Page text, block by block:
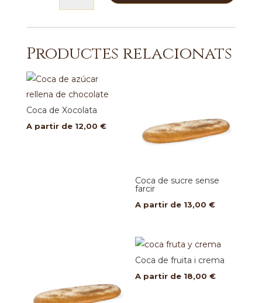
Coca
farcida
kinder
Productes relacionats
Coca de Xocolata
A partir de 12,00 €
Coca de sucre sense
farcir
A partir de 13,00€
Coca de fruita i crema
A partir de 18,00€